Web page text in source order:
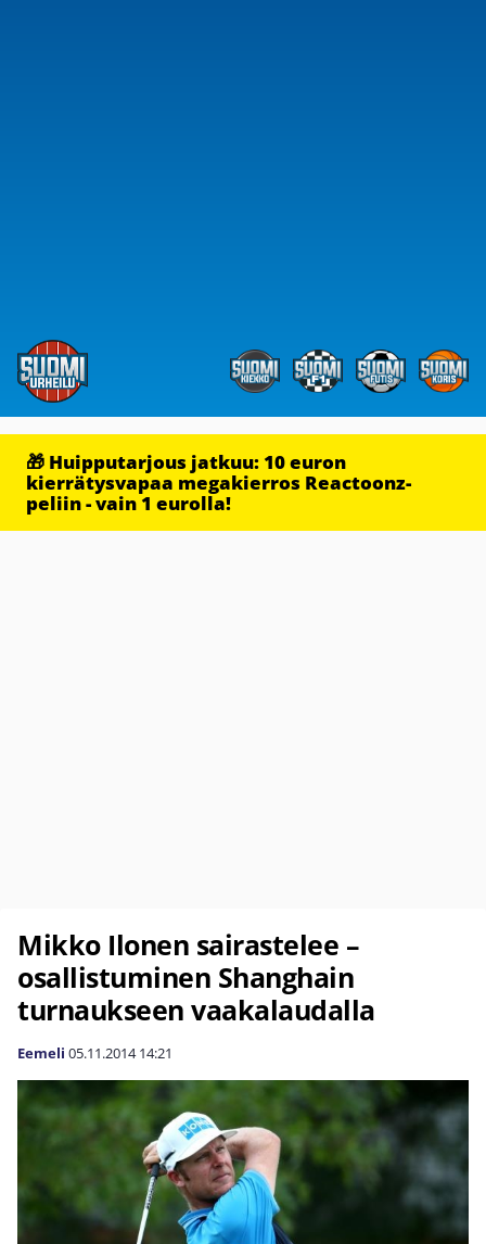
🎁 Huipputarjous jatkuu: 10 euron
kierrätysvapaa megakierros Reactoonz-
peliin - vain 1 eurolla!
Mikko Ilonen sairastelee –
osallistuminen Shanghain
turnaukseen vaakalaudalla
Eemeli 05.11.2014 14:21